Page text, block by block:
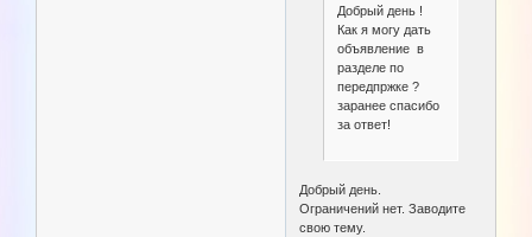
Добрый день !
Как я могу дать
объявление в
разделе по
передпржке ?
заранее спасибо
за ответ!
Добрый день.
Ограничений нет. Заводите
свою тему.